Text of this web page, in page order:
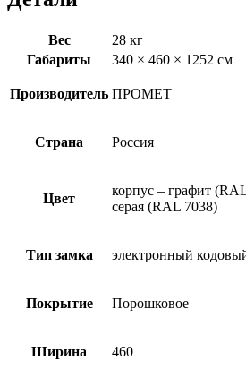
Вес
28 кг
Габариты
340 × 460 × 1252 см
Производитель ПРОМЕТ
Страна Россия
Цвет
корпус – графит
серая (RAL 7038)
Тип замка электронный
Покрытие Порошковое
Ширина 460